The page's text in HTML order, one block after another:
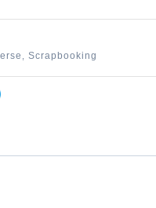
,Scrapbooking